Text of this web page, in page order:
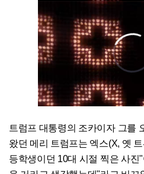
트럼프 대통령의 조카이자 그를
왔던 메리 트럼프는 엑스(X, 옛
등학생이던 10대 시절 찍은 사진